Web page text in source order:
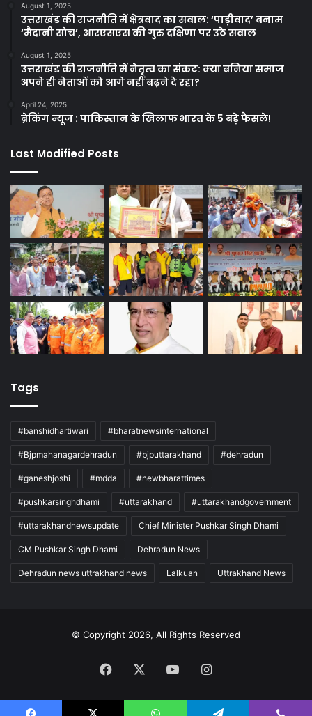
August 1, 2025
उत्तराखंड की राजनीति में क्षेत्रवाद का सवाल: ‘पाड़ीवाद’ बनाम
‘मैदानी सोच’, आरएसएस की गुरु दक्षिणा पर उठे सवाल
August 1, 2025
उत्तराखंड की राजनीति में नेतृत्व का संकट: क्या बनिया समाज
अपने ही नेताओं को आगे नहीं बढ़ने दे रहा?
April 24, 2025
ब्रेकिंग न्यूज : पाकिस्तान के खिलाफ भारत के 5 बड़े फैसले!
Last Modified Posts
Tags
#banshidhartiwari #bharatnewsinternational
#Bjpmahanagardehradun #bjputtarakhand #dehradun
#ganeshjoshi #mdda #newbharattimes
#pushkarsinghdhami #uttarakhand #uttarakhandgovernment
#uttarakhandnewsupdate Chief Minister Pushkar Singh Dhami
CM Pushkar Singh Dhami Dehradun News
Dehradun news uttrakhand news Lalkuan Uttrakhand News
© Copyright 2026, All Rights Reserved
Facebook YouTubeInstagram